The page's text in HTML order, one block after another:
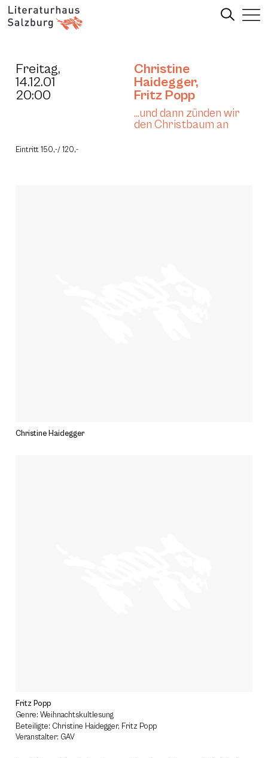
Freitag,
14.12.01
20:00
Christine
Haidegger,
Fritz Popp
…und dann zünden wir
den Christbaum an
Eintritt 150,-/ 120,-
Christine Haidegger
Fritz Popp
Genre: Weihnachtskultlesung
Beteiligte: Christine Haidegger, Fritz Popp
Veranstalter: GAV